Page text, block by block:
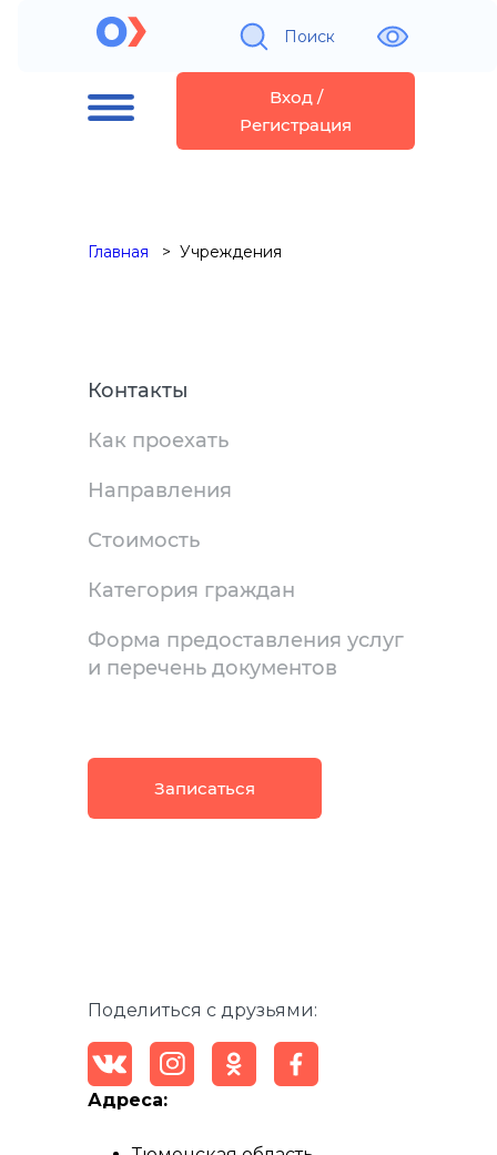
Поиск
Вход /
Регистрация
Главная Учреждения
Контакты
Как проехать
Направления
Стоимость
Категория граждан
Форма предоставления услуг
и перечень документов
Записаться
Поделиться с друзьями:
Адреса: